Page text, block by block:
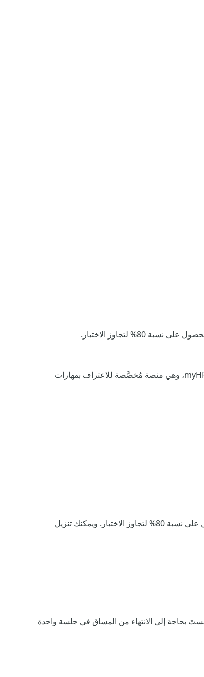
لتجاوز الاختبار.
يشبه الوسام الرقمي الشهادة، إلا أنه يمكن تخزينه وعرضه ومشاركته عبر الإنترنت. ويمكنك إنشاء حافظة أوسمة على myHPass، وهي منصة مُخصَّصة للاعتراف بمهارات
نعم، ستتمكن من الحصول على شهادة عند إنهاء جميع وحدات المساق واجتياز الاختبار في نهاية المساق. وتحتاج إلى الحصول على نسبة 80% لتجاوز الاختبار. ويمكنك تنزيل
إلى الانتهاء من المساق في جلسة واحدة